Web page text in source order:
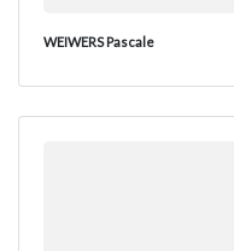
WEIWERS Pascale